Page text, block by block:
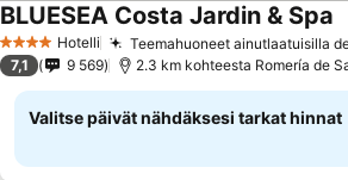
4 Tähtiluokitus
Hotelli Teemahuoneet ainutlaatuisilla
BLUESEA Costa Jardin & Spa
7,1 9 569 2.3 km kohteesta Romería de
Valitse päivät nähdäksesi tarkat hinnat